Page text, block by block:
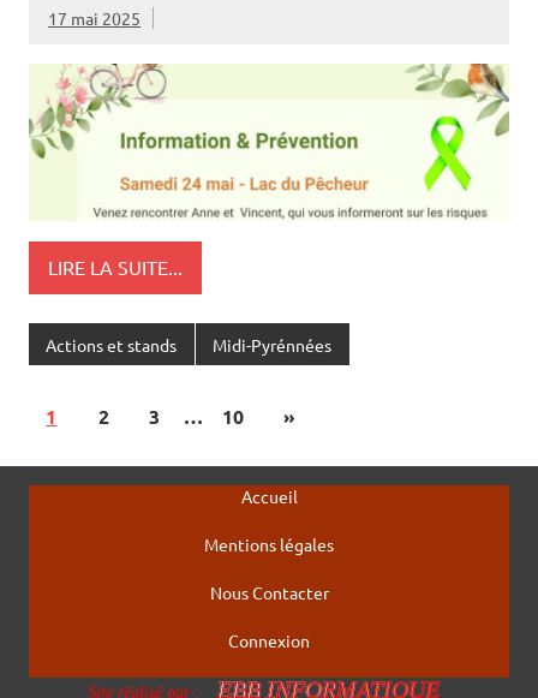
17 mai 2025
LIRE LA SUITE...
Actions et stands Midi-Pyrénnées
1 2 3 … 10 »
Accueil
Mentions légales
Nous Contacter
Connexion
Site réalisé par : EBB INFORMATIQUE